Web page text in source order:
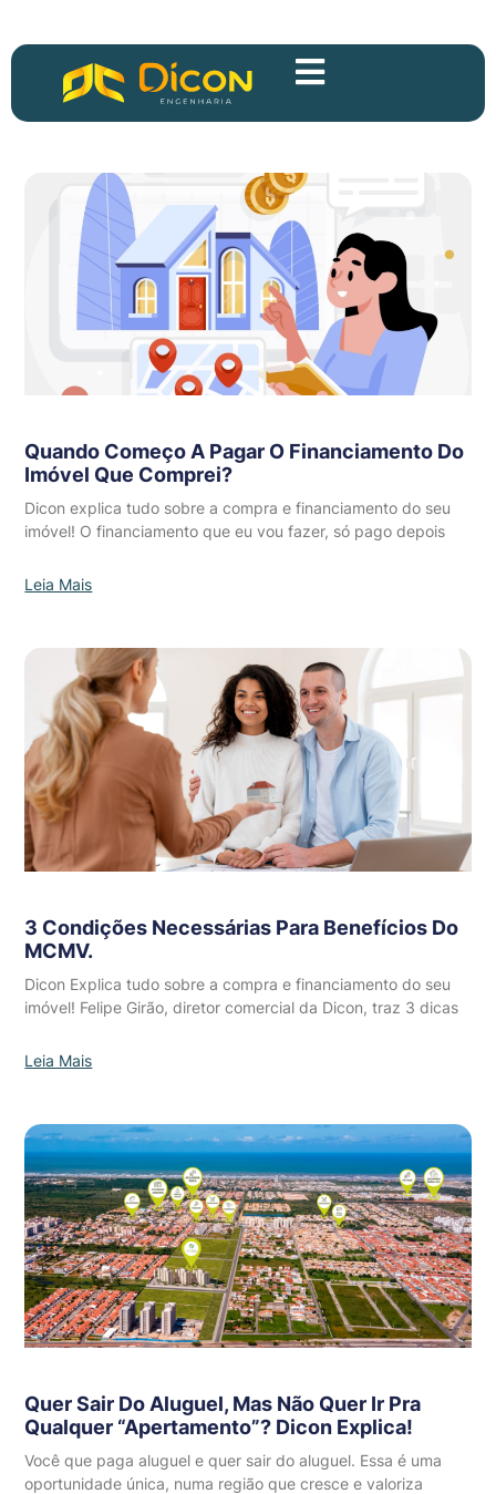
Quando Começo A Pagar O Financiamento Do
Imóvel Que Comprei?
Dicon explica tudo sobre a compra e financiamento do seu
imóvel! O financiamento que eu vou fazer, só pago depois
Leia Mais
3 Condições Necessárias Para Benefícios Do
MCMV.
Dicon Explica tudo sobre a compra e financiamento do seu
imóvel! Felipe Girão, diretor comercial da Dicon, traz 3 dicas
Leia Mais
Quer Sair Do Aluguel, Mas Não Quer Ir Pra
Qualquer “apertamento”? Dicon Explica!
Você que paga aluguel e quer sair do aluguel. Essa é uma
oportunidade única, numa região que cresce e valoriza